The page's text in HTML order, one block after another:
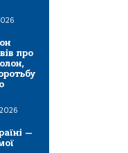
про
—